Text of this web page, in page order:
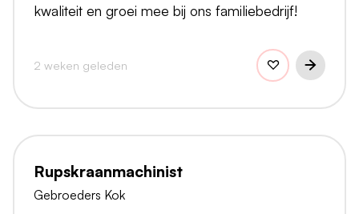
kwaliteit en groei mee bij ons familiebedrijf!
2 weken geleden
Rupskraanmachinist
Gebroeders Kok